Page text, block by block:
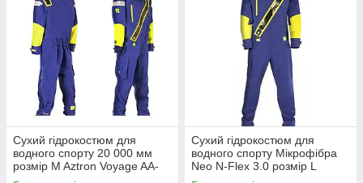
Сухий гідрокостюм для
водного спорту 20 000 мм
розмір M Aztron Voyage AA-
DS300 3-шарова дихаюча
Сухий гідрокостюм для
водного спорту Мікрофібра
Neo N-Flex 3.0 розмір L
AZTRON AA-DS300L стан